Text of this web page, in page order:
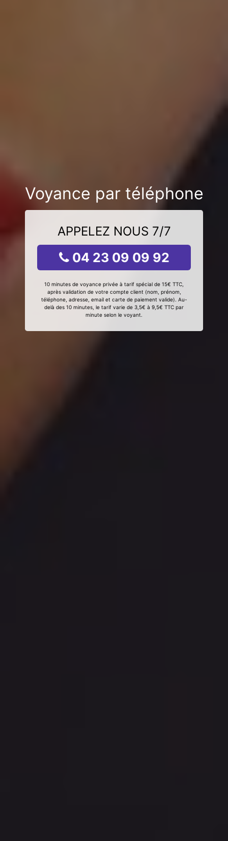
Voyance par téléphone
APPELEZ NOUS 7/7
04 23 09 09 92
10 minutes de voyance privée à tarif spécial de 15€ TTC,
après validation de votre compte client (nom, prénom,
téléphone, adresse, email et carte de paiement valide). Au-
delà des 10 minutes, le tarif varie de 3,5€ à 9,5€ TTC par
minute selon le voyant.